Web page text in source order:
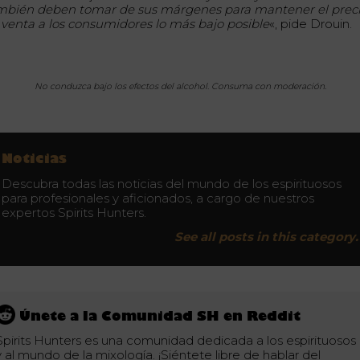
deben tomar de sus márgenes para mantener el
a los consumidores lo más bajo posible«, pide Drouin.
No conduzca bajo los efectos del alcohol. Consuma con moderación.
Noticias
Descubra todas las noticias del mundo de los espirituosos
para profesionales y aficionados, a cargo de nuestros
expertos Spirits Hunters.
See all posts in this category.
Únete a la Comunidad SH en Reddit
Hunters es una comunidad dedicada a los espirituosos
al mundo de la mixología. ¡Siéntete libre de hablar del